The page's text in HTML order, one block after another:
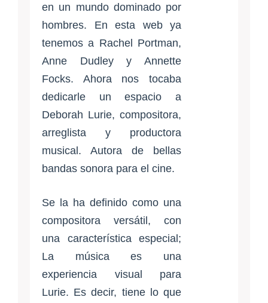
en un mundo dominado por
hombres. En esta web ya
tenemos a Rachel Portman,
Anne Dudley y Annette
Focks. Ahora nos tocaba
dedicarle un espacio a
Deborah Lurie, compositora,
arreglista y productora
musical. Autora de bellas
bandas sonora para el cine.
Se la ha definido como una
compositora versátil, con
una característica especial;
La música es una
experiencia visual para
Lurie. Es decir, tiene lo que